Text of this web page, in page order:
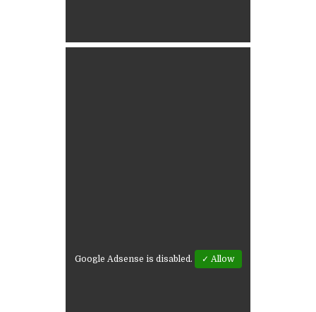
Google Adsense is disabled. ✓ Allow